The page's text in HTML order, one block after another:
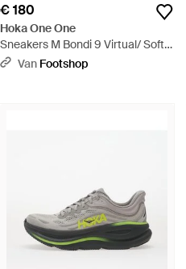
€ 180
Hoka One One
Sneakers M Bondi 9 Virtual/ Soft
Cobalt Eur - Blauw
Van Footshop